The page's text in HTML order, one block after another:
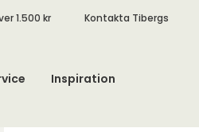
1.500 kr Kontakta Tibergs
Inspiration